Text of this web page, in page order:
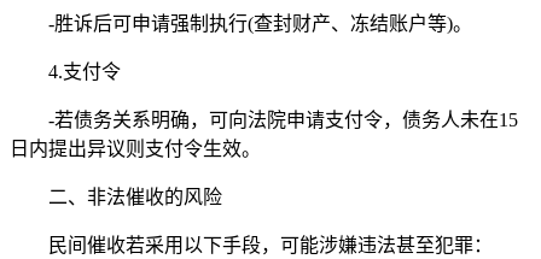
-胜诉后可申请强制执行(查封财产、冻结账户等)。
4.支付令
-若债务关系明确，可向法院申请支付令，债务人未在15
日内提出异议则支付令生效。
二、非法催收的风险
民间催收若采用以下手段，可能涉嫌违法甚至犯罪：